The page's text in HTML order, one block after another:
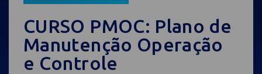
CURSO PMOC: Plano de
Manutenção Operação
e Controle